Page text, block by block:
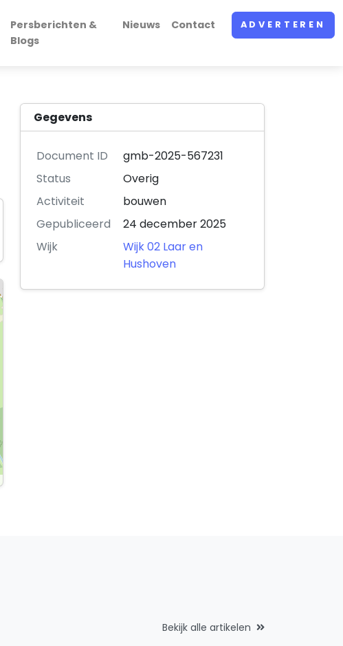
Persberichten &
Blogs
Nieuws Contact ADVERTEREN
Gegevens
Document ID
gmb-2025-567231
Status
Overig
Activiteit
bouwen
Gepubliceerd
24 december 2025
Wijk
Wijk 02 Laar en
Hushoven
Bekijk alle artikelen